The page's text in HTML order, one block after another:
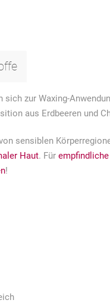
sich zur Waxing-
aus Erdbeeren und
sensiblen
Haut. Für empfindliche
!